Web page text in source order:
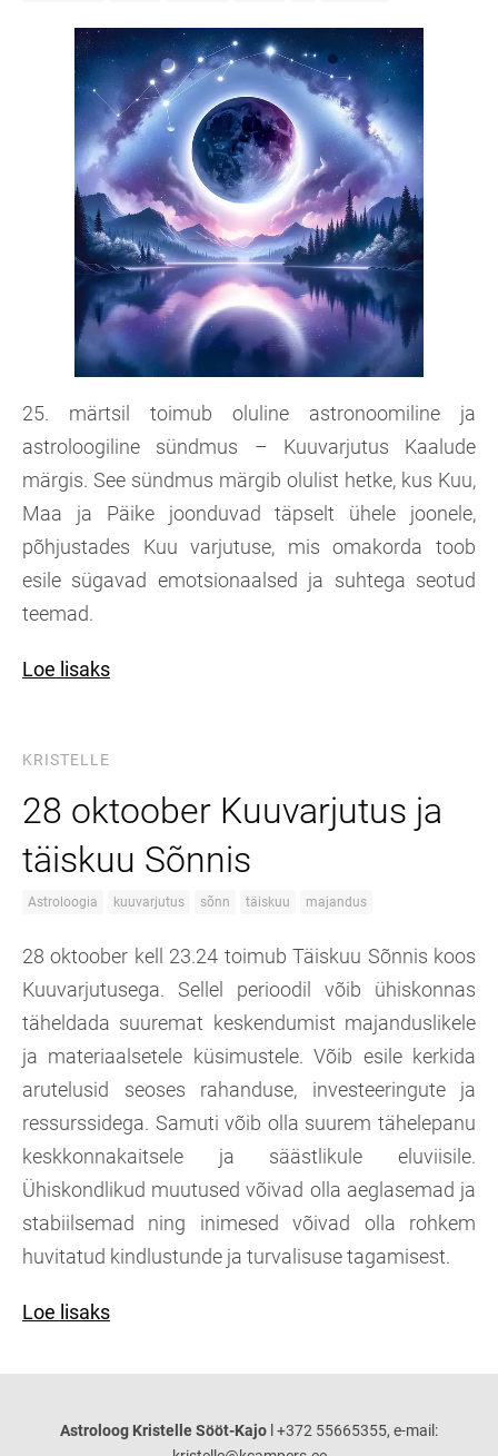
25. märtsil toimub oluline astronoomiline ja
astroloogiline sündmus – Kuuvarjutus Kaalude
märgis. See sündmus märgib olulist hetke, kus Kuu,
Maa ja Päike joonduvad täpselt ühele joonele,
põhjustades Kuu varjutuse, mis omakorda toob
esile sügavad emotsionaalsed ja suhtega seotud
teemad.
Loe lisaks
KRISTELLE
28 oktoober Kuuvarjutus ja
täiskuu Sõnnis
Astroloogia kuuvarjutus sõnn täiskuu majandus
28 oktoober kell 23.24 toimub Täiskuu Sõnnis koos
Kuuvarjutusega. Sellel perioodil võib ühiskonnas
täheldada suuremat keskendumist majanduslikele
ja materiaalsetele küsimustele. Võib esile kerkida
arutelusid seoses rahanduse, investeeringute ja
ressurssidega. Samuti võib olla suurem tähelepanu
keskkonnakaitsele ja säästlikule eluviisile.
Ühiskondlikud muutused võivad olla aeglasemad ja
stabiilsemad ning inimesed võivad olla rohkem
huvitatud kindlustunde ja turvalisuse tagamisest.
Loe lisaks
Astroloog Kristelle Sööt-Kajo l +372 55665355, e-mail: